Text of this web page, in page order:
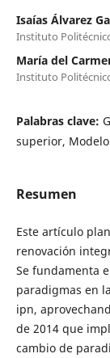
Isaías Álvarez
Instituto
María del
Instituto
Palabras clave:
superior,
Resumen
Este artículo
renovación
Se fundamenta
paradigmas en
ipn,
de 2014 que
cambio de